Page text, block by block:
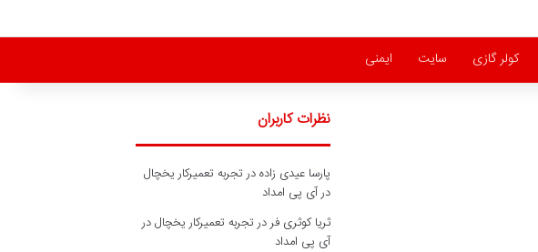
کولر گازی سایت ایمنی
نظرات کاربران
پارسا عیدی زادهدرتجربه تعمیرکار یخچال
در آی پی امداد
ثریا کوثری فردرتجربه تعمیرکار یخچال در
آی پی امداد